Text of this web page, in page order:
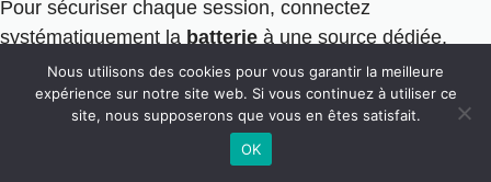
Pour sécuriser chaque session, connectez
systématiquement la batterie à une source dédiée,
sèche et stable. N’entamez jamais un cycle decharge
en présence d’humidité ou sur une installation
douteuse. Privilégiez la charge lente pour les modules
AL 300
Nous utilisons des cookies pour vous garantir la meilleure
expérience sur notre site web. Si vous continuez à utiliser ce
site, nous supposerons que vous en êtes satisfait.
OK